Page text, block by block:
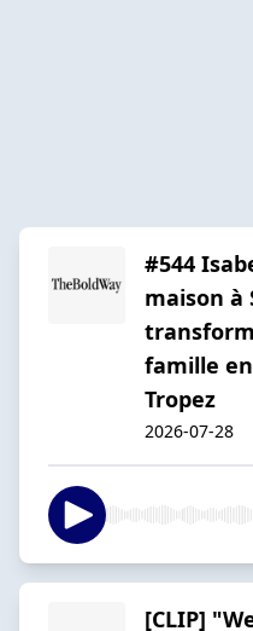
#544
maison à
famille
Tropez
2026-07-28
[CLIP]